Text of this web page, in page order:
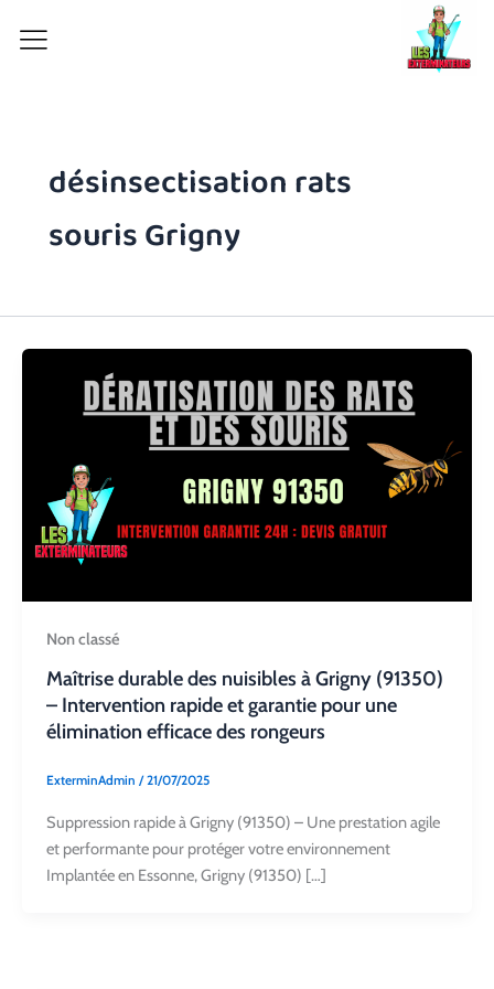
désinsectisation rats
souris Grigny
Non classé
Maîtrise durable des nuisibles à Grigny (91350)
– Intervention rapide et garantie pour une
élimination efficace des rongeurs
ExterminAdmin /21/07/2025
Suppression rapide à Grigny (91350) – Une prestation agile
et performante pour protéger votre environnement
Implantée en Essonne, Grigny (91350) […]